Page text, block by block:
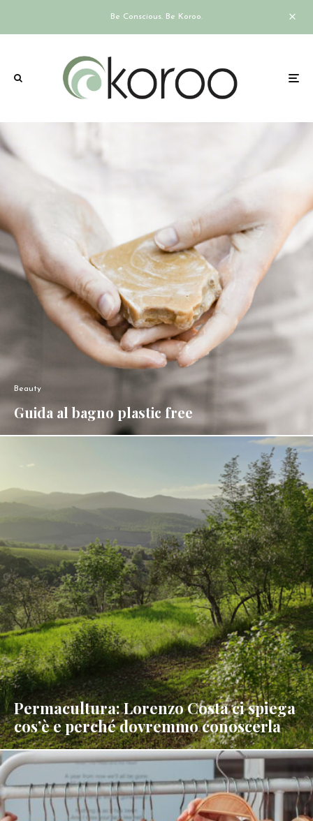
Be Conscious. Be Koroo.
Beauty
Guida al bagno plastic free
Permacultura: Lorenzo Costa ci spiega
cos’è e perché dovremmo conoscerla